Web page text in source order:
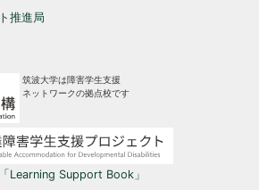
推進局
筑波大学は障害学生支援
ネットワークの拠点校です
Learning Support Book」